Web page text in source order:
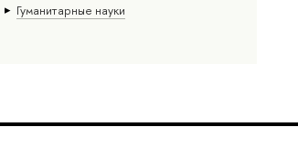
Гуманитарные науки